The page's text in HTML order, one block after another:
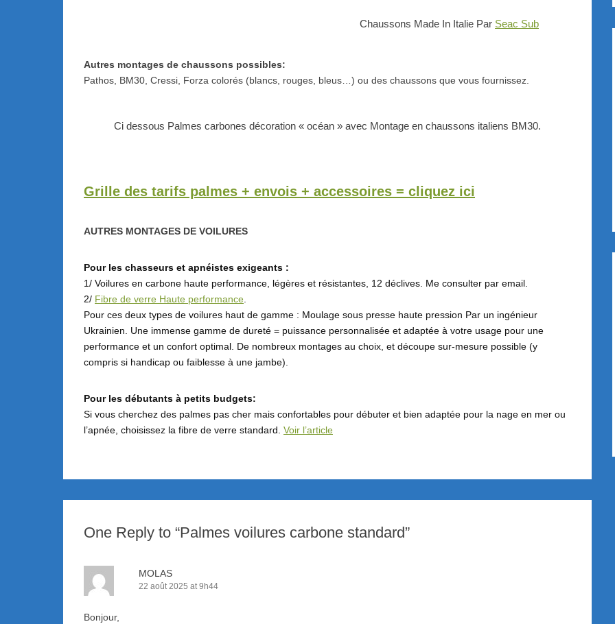
Chaussons Made In Italie Par Seac Sub
Autres montages de chaussons possibles:
Pathos, BM30, Cressi, Forza colorés (blancs, rouges, bleus…) ou des chaussons que vous fournissez.
Ci dessous Palmes carbones décoration « océan » avec Montage en chaussons italiens BM30.
Grille des tarifs palmes + envois + accessoires = cliquez ici
AUTRES MONTAGES DE VOILURES
Pour les chasseurs et apnéistes exigeants :
1/ Voilures en carbone haute performance, légères et résistantes, 12 déclives. Me consulter par email.
2/ Fibre de verre Haute performance
Pour ces deux types de voilures haut de gamme : Moulage sous presse haute pression Par un ingénieur
Ukrainien. Une immense gamme de dureté = puissance personnalisée et adaptée à votre usage pour une
performance et un confort optimal. De nombreux montages au choix, et découpe sur-mesure possible (y
compris si handicap ou faiblesse à une jambe).
Pour les débutants à petits budgets:
Si vous cherchez des palmes pas cher mais confortables pour débuter et bien adaptée pour la nage en mer ou
l’apnée, choisissez la fibre de verre standard. Voir l’article
One Reply to “Palmes voilures carbone standard”
MOLAS
22 août 2025 at 9h44
Bonjour,